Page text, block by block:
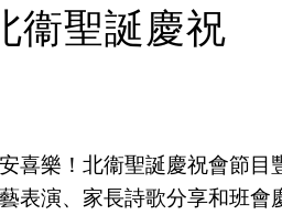
衞聖誕慶祝
喜樂！北衞聖誕慶祝會節目
表演、家長詩歌分享和班會